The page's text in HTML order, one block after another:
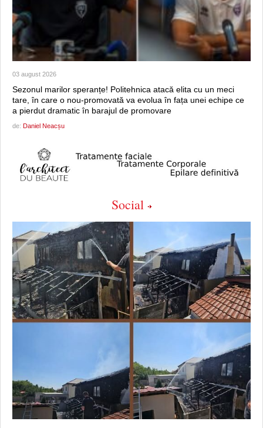
03 august 2026
Sezonul marilor speranțe! Politehnica atacă elita cu un meci
tare, în care o nou-promovată va evolua în fața unei echipe ce
a pierdut dramatic în barajul de promovare
de: Daniel Neacșu
Social